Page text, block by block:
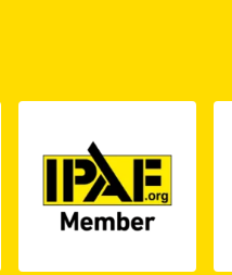
karcie
ISO 2, otwiera się w
PDF z certyfikatem